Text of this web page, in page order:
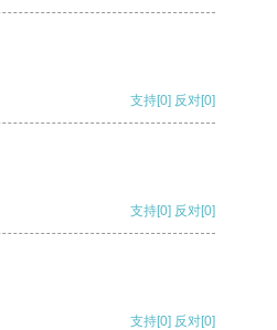
支持[0] 反对[0]
支持[0] 反对[0]
支持[0] 反对[0]